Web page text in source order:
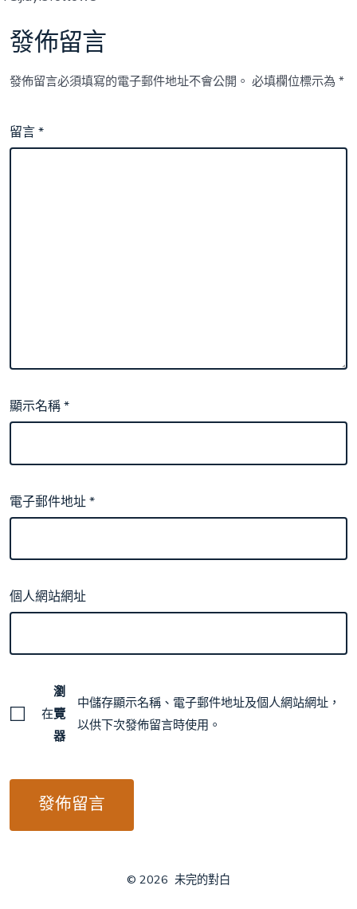
發佈留言
發佈留言必須填寫的電子郵件地址不會公開。 必填欄位標示為*
留言*
顯示名稱*
電子郵件地址*
個人網站網址
在
瀏
覽
器
中儲存顯示名稱、電子郵件地址及個人網站網址，
以供下次發佈留言時使用。
© 2026 未完的對白